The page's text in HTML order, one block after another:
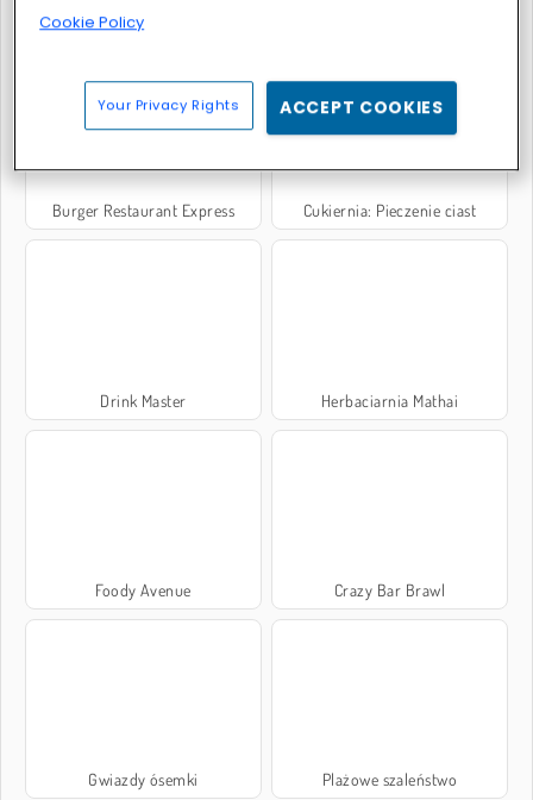
Delicious - Emily's New Beginning
Burger Restaurant Express Cukiernia: Pieczenie ciast
Drink Master Herbaciarnia Mathai
Foody Avenue Crazy Bar Brawl
Gwiazdy ósemki Plażowe szaleństwo
Cookie Policy
Your Privacy Rights ACCEPT COOKIES